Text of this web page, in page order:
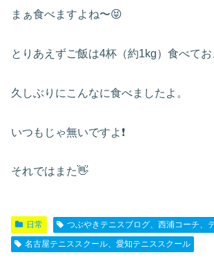
まぁ食べますよね〜😝
とりあえずご飯は4杯（約1kg）食べて
久しぶりにこんなに食べましたよ。
いつもじゃ無いですよ❗️
それではまた👋
日常
つぶやきテニスブログ、西浦コーチ、
名古屋テニススクール、愛知テニススクール